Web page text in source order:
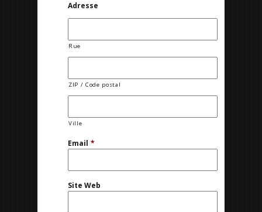
Adresse
Rue
ZIP / Code postal
Ville
Email *
Site Web